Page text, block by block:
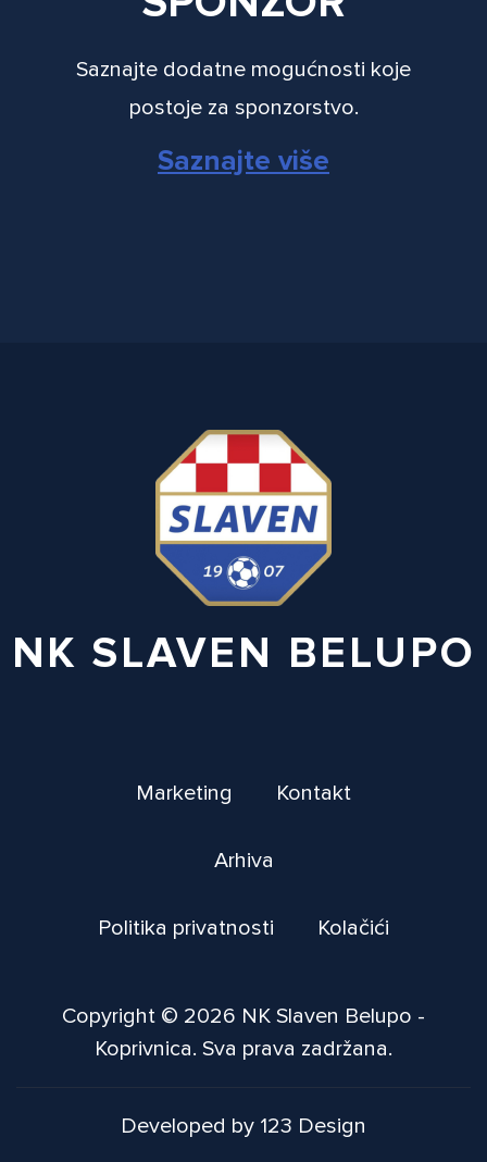
Saznajte dodatne mogućnosti koje
postoje za sponzorstvo.
Saznajte više
NK SLAVEN BELUPO
Marketing Kontakt
Arhiva
Politika privatnosti Kolačići
Copyright © 2026 NK Slaven Belupo -
Koprivnica. Sva prava zadržana.
Developed by 123 Design